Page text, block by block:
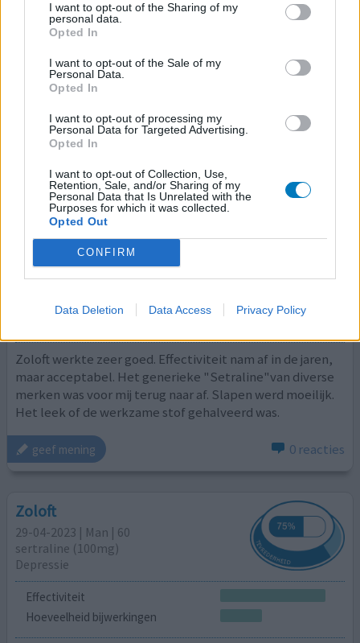
I want to opt-out of the Sharing of my
personal data.
Opted In
I want to opt-out of the Sale of my
Personal Data.
Opted In
I want to opt-out of processing my
Personal Data for Targeted Advertising.
Opted In
I want to opt-out of Collection, Use,
Retention, Sale, and/or Sharing of my
Personal Data that Is Unrelated with the
Purposes for which it was collected.
Opted Out
CONFIRM
Data Deletion Data Access Privacy Policy
major depressie en het derde medicijn wat ik
uitprobeerde was Zoloft. De eerste twee medicijnen
en weer 6 weken afbouwen... en dat 2 keer... Was een
vreselijke tijd... maar ik was er zeker van dat er voor mij
ook een medicijn bestond en dat was zo! Zoloft. Er ging
[lees meer...]
geef mening
Zoloft
04-05-2023 | Man | 60
sertraline (100mg)
Angst & paniekstoornis
Zoloft werkte zeer goed. Effectiviteit nam af in de jaren,
maar acceptabel. Het generieke "Setraline"van diverse
merken was voor mij terug naar af. Slapen werd moeilijk.
Het leek of de werkzame stof gehalveerd was.
geef mening 0 reacties
Zoloft
29-04-2023 | Man | 60
sertraline (100mg)
Depressie
Effectiviteit
Hoeveelheid bijwerkingen